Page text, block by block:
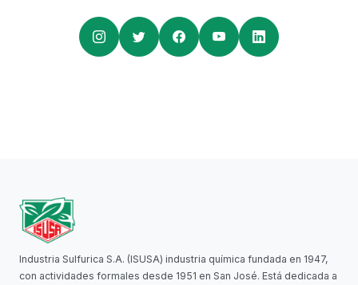
Industria Sulfurica S.A. (ISUSA) industria química fundada en 1947,
con actividades formales desde 1951 en San José. Está dedicada a